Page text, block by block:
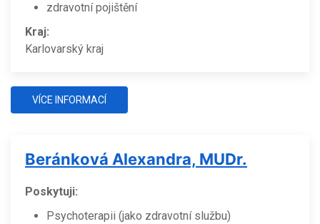
zdravotní pojištění
Kraj:
Karlovarský kraj
VÍCE INFORMACÍ
Beránková Alexandra, MUDr.
Poskytuji:
Psychoterapii (jako zdravotní službu)